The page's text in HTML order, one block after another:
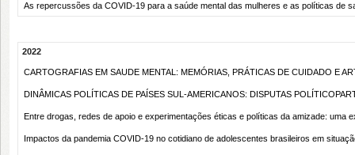
As repercussões da COVID-19 para a saúde mental das mulheres e as políticas de
2022
CARTOGRAFIAS EM SAUDE MENTAL: MEMÓRIAS, PRÁTICAS DE CUIDADO E
DINÂMICAS POLÍTICAS DE PAÍSES SUL-AMERICANOS: DISPUTAS
Entre drogas, redes de apoio e experimentações éticas e políticas da amizade: uma
Impactos da pandemia COVID-19 no cotidiano de adolescentes brasileiros em